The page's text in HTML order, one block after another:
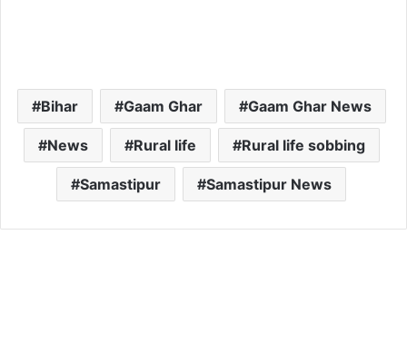
Bihar Gaam Ghar Gaam Ghar News
News Rural life Rural life sobbing
Samastipur Samastipur News